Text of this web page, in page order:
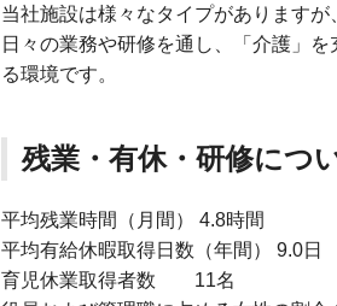
当社施設は様々なタイプがありますが
日々の業務や研修を通し、「介護」
る環境です。
残業・有休・研修につ
平均残業時間（月間） 4.8時間
平均有給休暇取得日数（年間） 9.0日
育児休業取得者数 11名